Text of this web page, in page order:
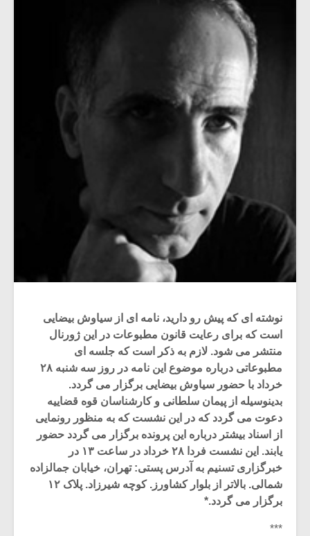
نوشته ای که پیش رو دارید، نامه ای از سیاوش بیضایی
است که برای رعایت قانون مطبوعات در این ژورنال
منتشر می شود. لازم به ذکر است که جلسه ای
مطبوعاتی درباره موضوع این نامه در روز سه شنبه ۲۸
خرداد با حضور سیاوش بیضایی برگزار می گردد.
بدینوسیله از پیمان سلطانی و کارشناسان قوه قضاییه
دعوت می گردد که در این نشست که به منظور رونمایی
از اسناد بیشتر درباره این پرونده برگزار می گردد حضور
یابند. این نشست فردا ۲۸ خرداد در ساعت ۱۳ در
خبرگزاری تسنیم به آدرس پستی: تهران، خیابان جمالزاده
شمالی. بالاتر از بلوار کشاورز. کوچه شیرزاد. پلاک ۱۲
برگزار می گردد.*
***